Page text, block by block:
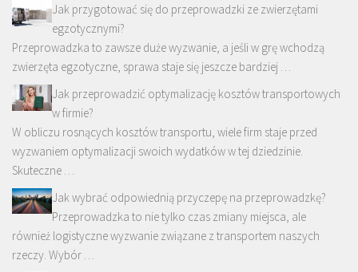
Jak przygotować się do przeprowadzki ze zwierzętami
egzotycznymi?
Przeprowadzka to zawsze duże wyzwanie, a jeśli w grę wchodzą
zwierzęta egzotyczne, sprawa staje się jeszcze bardziej …
Jak przeprowadzić optymalizację kosztów transportowych
w firmie?
W obliczu rosnących kosztów transportu, wiele firm staje przed
wyzwaniem optymalizacji swoich wydatków w tej dziedzinie.
Skuteczne …
Jak wybrać odpowiednią przyczepę na przeprowadzkę?
Przeprowadzka to nie tylko czas zmiany miejsca, ale
również logistyczne wyzwanie związane z transportem naszych
rzeczy. Wybór …